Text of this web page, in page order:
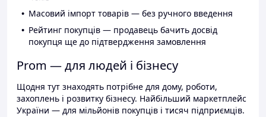
Масовий імпорт товарів — без ручного введення
Рейтинг покупців — продавець бачить досвід
покупця ще до підтвердження замовлення
Prom — для людей і бізнесу
Щодня тут знаходять потрібне для дому, роботи,
захоплень і розвитку бізнесу. Найбільший маркетплейс
України — для мільйонів покупців і тисяч підприємців.